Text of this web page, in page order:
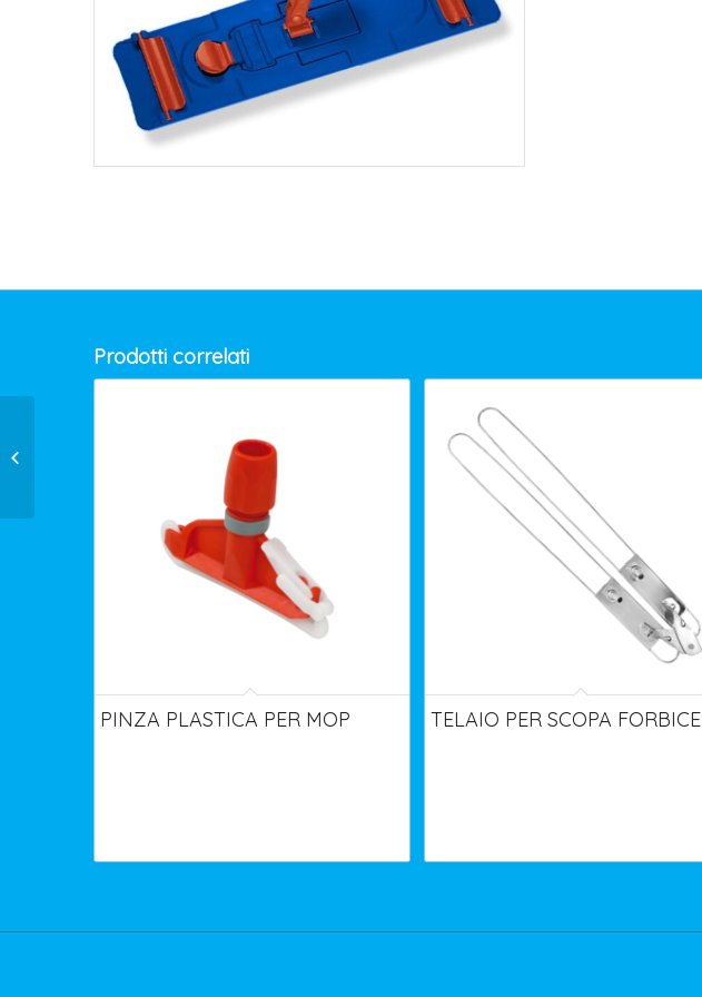
Prodotti correlati
PINZA PLASTICA PER MOP TELAIO PER SCOPA FORBICE